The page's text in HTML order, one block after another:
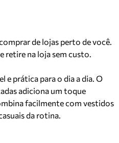
de lojas perto de você.
retire na loja sem custo.
e prática para o dia a dia. O
adiciona um toque
facilmente com vestidos
da rotina.